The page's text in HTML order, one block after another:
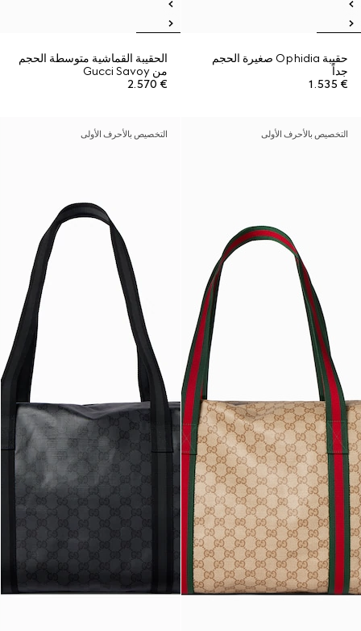
حقيبة Ophidia صغيرة الحجم
جداً
€ 1.535
الحقيبة القماشية متوسطة الحجم
من Gucci Savoy
€ 2.570
التخصيص بالأحرف الأولى التخصيص بالأحرف الأولى